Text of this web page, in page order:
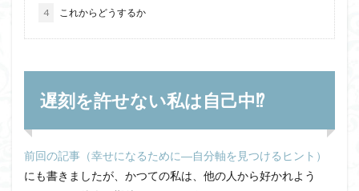
4 これからどうするか
遅刻を許せない私は自己中⁉
前回の記事（幸せになるために―自分軸を見つけるヒント）
にも書きましたが、かつての私は、他の人から好かれよう